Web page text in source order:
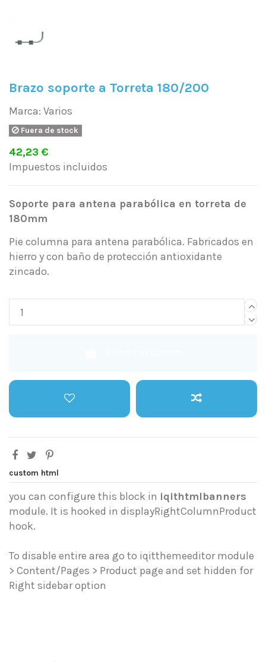
Brazo soporte a Torreta 180/200
Marca: Varios
Fuera de stock
42,23 €
Impuestos incluidos
Soporte para antena parabólica en torreta de
180mm
Pie columna para antena parabólica. Fabricados en
hierro y con baño de protección antioxidante
zincado.
custom html
you can configure this block in iqithtmlbanners
module. It is hooked in displayRightColumnProduct
hook.
To disable entire area go to iqitthemeeditor module
> Content/Pages > Product page and set hidden for
Right sidebar option